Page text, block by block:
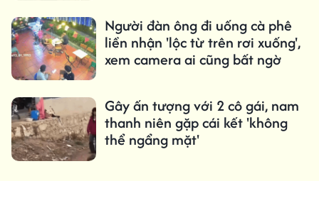
Người đàn ông đi uống cà phê
liền nhận 'lộc từ trên rơi xuống',
xem camera ai cũng bất ngờ
Gây ấn tượng với 2 cô gái, nam
thanh niên gặp cái kết 'không
thể ngẩng mặt'